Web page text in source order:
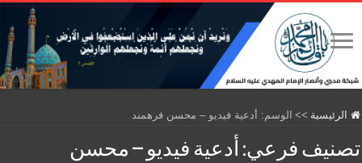
الرئيسية >> الوسم: أدعية فيديو – محسن فرهمند
تصنيف فرعي: أدعية فيديو – محسن